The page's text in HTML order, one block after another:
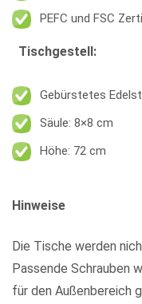
PEFC und FSC
Tischgestell:
Gebürstetes
Säule: 8×8 cm
Höhe: 72 cm
Hinweise
Die Tische werden
Passende Schrauben
für den Außenbereich